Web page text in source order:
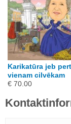
Karikatūra jeb
vienam cilvēkam
€ 70.00